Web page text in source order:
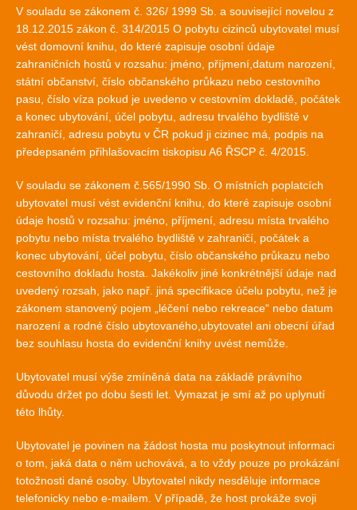
V souladu se zákonem č. 326/ 1999 Sb. a související novelou z
18.12.2015 zákon č. 314/2015 O pobytu cizinců ubytovatel musí
vést domovní knihu, do které zapisuje osobní údaje
zahraničních hostů v rozsahu: jméno, příjmení,datum narození,
státní občanství, číslo občanského průkazu nebo cestovního
pasu, číslo víza pokud je uvedeno v cestovním dokladě, počátek
a konec ubytování, účel pobytu, adresu trvalého bydliště v
zahraničí, adresu pobytu v ČR pokud ji cizinec má, podpis na
předepsaném přihlašovacím tiskopisu A6 ŘSCP č. 4/2015.
V souladu se zákonem č.565/1990 Sb. O místních poplatcích
ubytovatel musí vést evidenční knihu, do které zapisuje osobní
údaje hostů v rozsahu: jméno, příjmení, adresu místa trvalého
pobytu nebo místa trvalého bydliště v zahraničí, počátek a
konec ubytování, účel pobytu, číslo občanského průkazu nebo
cestovního dokladu hosta. Jakékoliv jiné konkrétnější údaje nad
uvedený rozsah, jako např. jiná specifikace účelu pobytu, než je
zákonem stanovený pojem „léčení nebo rekreace“ nebo datum
narození a rodné číslo ubytovaného,ubytovatel ani obecní úřad
bez souhlasu hosta do evidenční knihy uvést nemůže.
Ubytovatel musí výše zmíněná data na základě právního
důvodu držet po dobu šesti let. Vymazat je smí až po uplynutí
této lhůty.
Ubytovatel je povinen na žádost hosta mu poskytnout informaci
o tom, jaká data o něm uchovává, a to vždy pouze po prokázání
totožnosti dané osoby. Ubytovatel nikdy nesděluje informace
telefonicky nebo e-mailem. V případě, že host prokáže svoji